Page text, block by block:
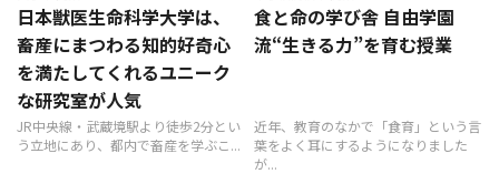
日本獣医生命科学大学は、
畜産にまつわる知的好奇心
を満たしてくれるユニーク
な研究室が人気
JR中央線・武蔵境駅より徒歩2分とい
う立地にあり、都内で畜産を学ぶこ...
食と命の学び舎 自由学園
流“生きる力”を育む授業
近年、教育のなかで「食育」という言
葉をよく耳にするようになりました
が...